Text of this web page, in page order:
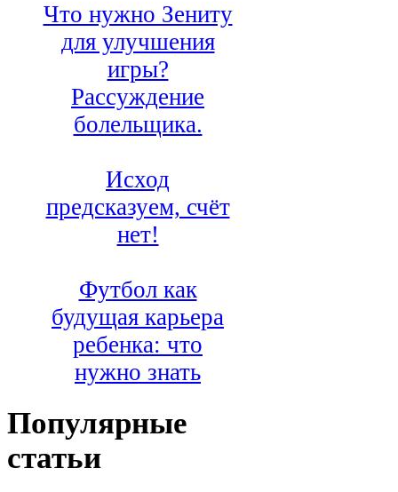
Что нужно Зениту
для улучшения
игры?
Рассуждение
болельщика.
Исход
предсказуем, счёт
нет!
Футбол как
будущая карьера
ребенка: что
нужно знать
Популярные
статьи